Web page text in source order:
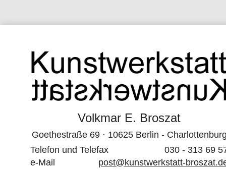
Volkmar E. Broszat
Goethestraße 69 · 10625 Berlin -
Telefon und Telefax
030 - 313 69
e-Mail
post@kunstwerkstatt-